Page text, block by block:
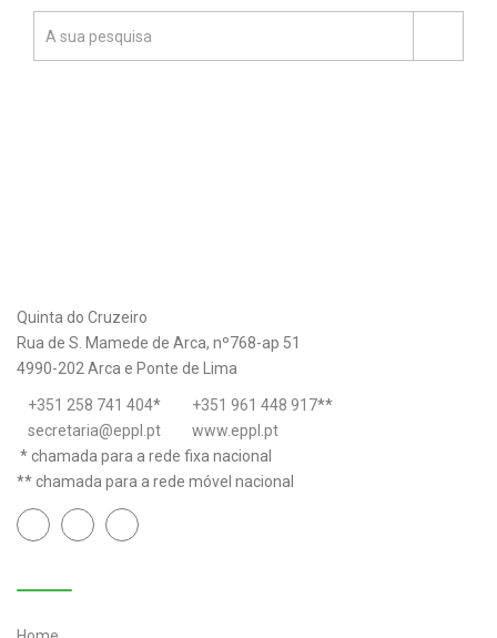
Quinta do Cruzeiro
Rua de S. Mamede de Arca, nº768-ap 51
4990-202 Arca e Ponte de Lima
+351 258 741 404* +351 961 448 917**
secretaria@eppl.pt
www.eppl.pt
* chamada para a rede fixa nacional
** chamada para a rede móvel nacional